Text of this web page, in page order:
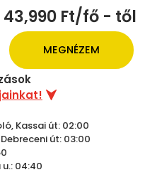
43,990 Ft/fő - től
MEGNÉZEM
Kassai út: 02:00
út: 03:00
04:40